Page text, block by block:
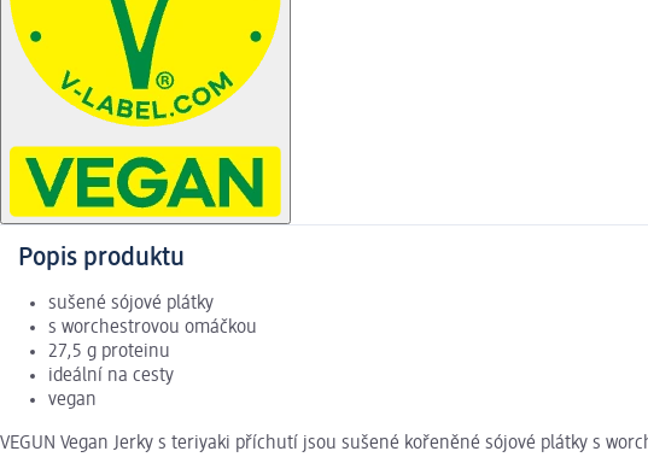
Popis produktu
sušené sójové plátky
s worchestrovou omáčkou
27,5 g proteinu
ideální na cesty
vegan
VEGUN Vegan Jerky s teriyaki příchutí jsou sušené kořeněné sójové plátky s